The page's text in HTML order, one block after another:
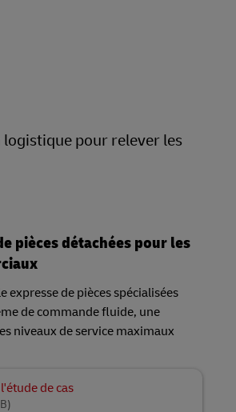
logistique pour relever les
pièces détachées pour les
expresse de pièces spécialisées
de commande fluide, une
niveaux de service maximaux
de cas